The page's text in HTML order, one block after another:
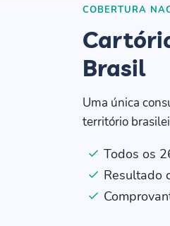
COBERTURA
Brasil
Uma única
território
Todos os
Resultado